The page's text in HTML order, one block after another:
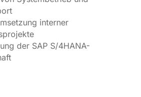
interner
der SAP S/4HANA-